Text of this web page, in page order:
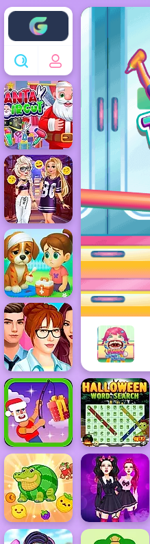
Enjoy4fun